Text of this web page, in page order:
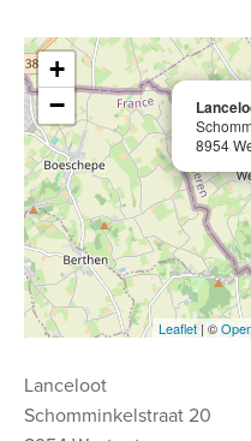
8954
+
−
Leaflet | ©
Lanceloot
Schomminkelstraat 20